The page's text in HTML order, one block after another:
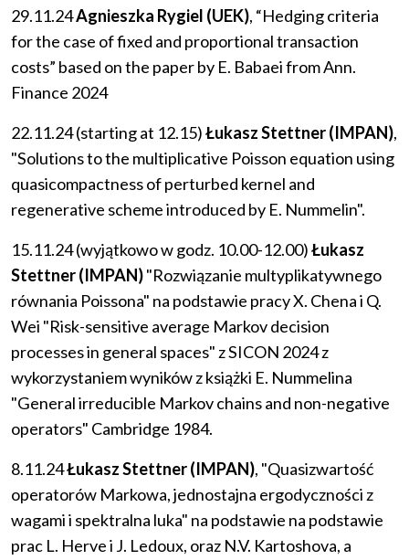
29.11.24Agnieszka Rygiel (UEK), “Hedging criteria
for the case of fixed and proportional transaction
costs” based on the paper by E. Babaei from Ann.
Finance 2024
22.11.24 (starting at 12.15)Łukasz Stettner (IMPAN),
"Solutions to the multiplicative Poisson equation using
quasicompactness of perturbed kernel and
regenerative scheme introduced by E. Nummelin".
15.11.24 (wyjątkowo w godz. 10.00-12.00)Łukasz
Stettner (IMPAN)"Rozwiązanie multyplikatywnego
równania Poissona" na podstawie pracy X. Chena i Q.
Wei "Risk-sensitive average Markov decision
processes in general spaces" z SICON 2024 z
wykorzystaniem wyników z książki E. Nummelina
"General irreducible Markov chains and non-negative
operators" Cambridge 1984.
8.11.24Łukasz Stettner (IMPAN), "Quasizwartość
operatorów Markowa, jednostajna ergodyczności z
wagami i spektralna luka" na podstawie na podstawie
prac L. Herve i J. Ledoux, oraz N.V. Kartoshova, a